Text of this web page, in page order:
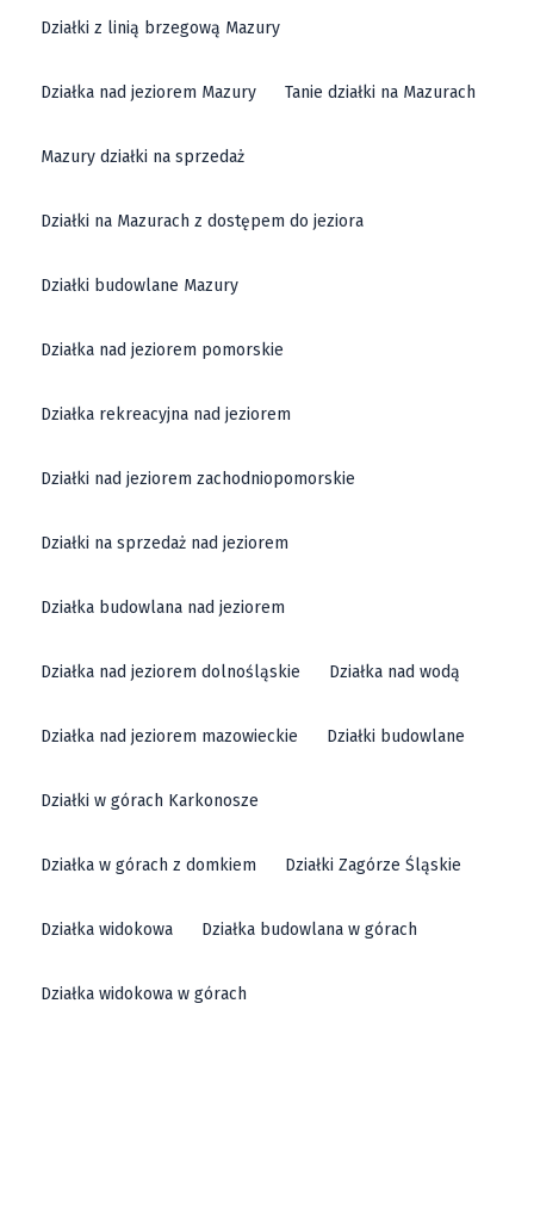
Działki z linią brzegową Mazury
Działka nad jeziorem Mazury Tanie działki na Mazurach
Mazury działki na sprzedaż
Działki na Mazurach z dostępem do jeziora
Działki budowlane Mazury
Działka nad jeziorem pomorskie
Działka rekreacyjna nad jeziorem
Działki nad jeziorem zachodniopomorskie
Działki na sprzedaż nad jeziorem
Działka budowlana nad jeziorem
Działka nad jeziorem dolnośląskie Działka nad wodą
Działka nad jeziorem mazowieckie Działki budowlane
Działki w górach Karkonosze
Działka w górach z domkiem Działki Zagórze Śląskie
Działka widokowa Działka budowlana w górach
Działka widokowa w górach